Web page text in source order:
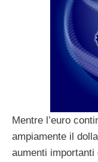
Mentre l’euro
ampiamente il
aumenti importanti